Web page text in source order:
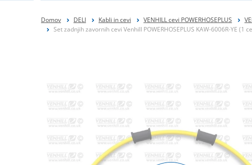
Domov DELI Kabli in cevi VENHILL cevi POWERHOSEPLUS
Set zadnjih zavornih cevi Venhill POWERHOSEPLUS KAW-6006R-YE